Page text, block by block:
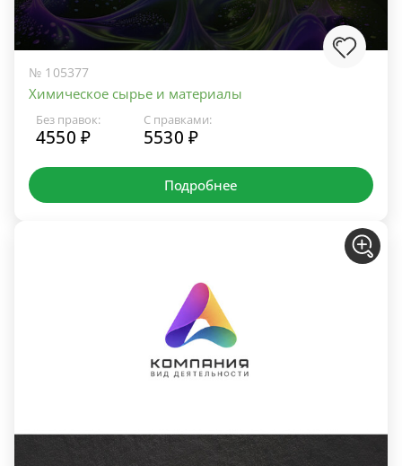
№ 105377
Химическое сырье и материалы
Без правок:
4550 ₽
С правками:
5530 ₽
Подробнее